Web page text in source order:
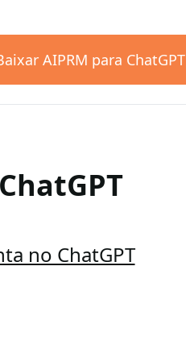
AIPRM para ChatGPT
no ChatGPT